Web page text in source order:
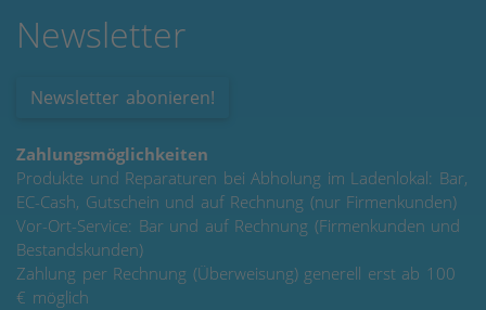
Newsletter
Newsletter abonieren!
Zahlungsmöglichkeiten
Produkte und Reparaturen bei Abholung im Ladenlokal: Bar,
EC-Cash, Gutschein und auf Rechnung (nur Firmenkunden)
Vor-Ort-Service: Bar und auf Rechnung (Firmenkunden und
Bestandskunden)
Zahlung per Rechnung (Überweisung) generell erst ab 100
€ möglich